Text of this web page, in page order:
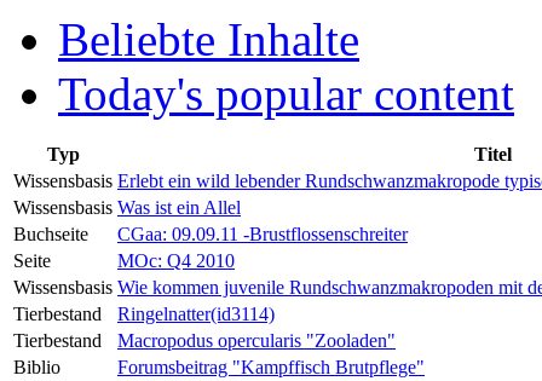
Beliebte Inhalte
Today's popular content
Typ
Titel
Wissensbasis Erlebt ein wild lebender Rundschwanzmakropode
Wissensbasis Was ist ein Allel
Buchseite
CGaa: 09.09.11 -Brustflossenschreiter
Seite
MOc: Q4 2010
Wissensbasis Wie kommen juvenile Rundschwanzmakropoden mit
Tierbestand
Ringelnatter(id3114)
Tierbestand
Macropodus opercularis "Zooladen"
Biblio
Forumsbeitrag "Kampffisch Brutpflege"